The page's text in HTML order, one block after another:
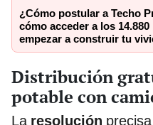
¿Cómo postular a Techo
cómo acceder a los
empezar a construir tu
Distribución
potable con
La resolución